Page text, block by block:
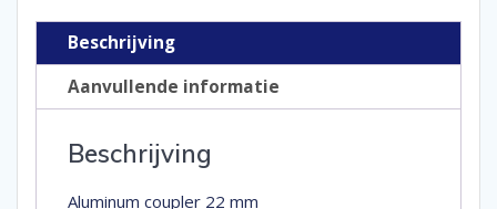
Beschrijving
Aanvullende informatie
Beschrijving
Aluminum coupler 22 mm